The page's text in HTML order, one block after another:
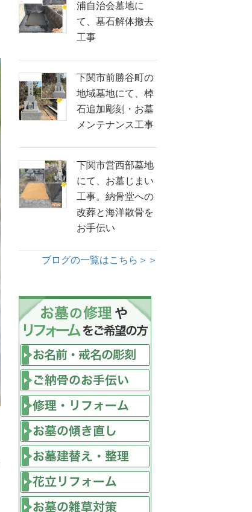
浦自治会墓地に
て、墓石解体撤去
工事
下関市前勝谷町の
地域墓地にて、棹
石追加彫刻・お墓
メンテナンス工事
下関市営西部墓地
にて、お墓じまい
工事。納骨堂への
改葬と海洋散骨を
お手伝い
ブログの一覧はこちら＞＞